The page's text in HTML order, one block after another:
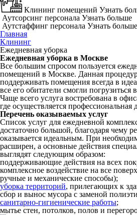
Клининг помещений Узнать
Аутсорсинг персонала Узнать больше
Аутстаффинг персонала Узнать больше
Главная
Клининг
Ежедневная уборка
Ежедневная уборка в Москве
Все большим спросом пользуется
помещений в Москве. Данная
поддерживать помещения всегда в
все его обитатели смогли погрузиться
Чаще всего услуга востребована в
где осуществляется профессиональная
Перечень оказываемых услуг
Список услуг для ежедневной
достаточно большой, благодаря чему
оказывается идеальным. При
расширен, а основные действия
выглядят следующим образом:
поддерживающие действия на всех
комплексное воздействие на все
ручные и механические способы);
уборка территорий, прилегающих к
сбор и вынос мусора с заменой
санитарно-гигиенические работы;
мытье стен, потолков, полов и